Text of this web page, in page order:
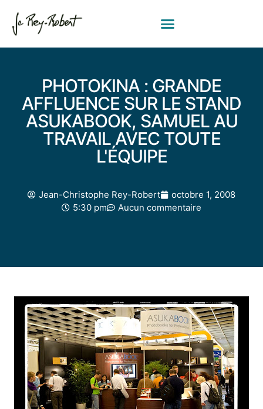
PHOTOKINA : GRANDE
AFFLUENCE SUR LE STAND
ASUKABOOK, SAMUEL AU
TRAVAIL AVEC TOUTE
L'ÉQUIPE
Jean-Christophe Rey-Robert
octobre 1, 2008
5:30 pm
Aucun commentaire